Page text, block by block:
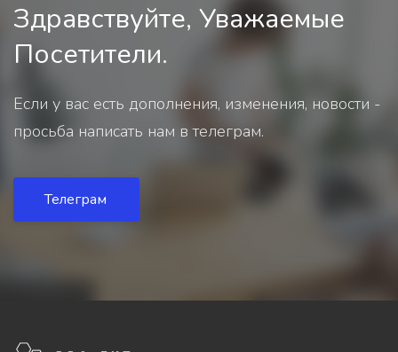
Здравствуйте, Уважаемые
Посетители.
Если у вас есть дополнения, изменения, новости -
просьба написать нам в телеграм.
Телеграм